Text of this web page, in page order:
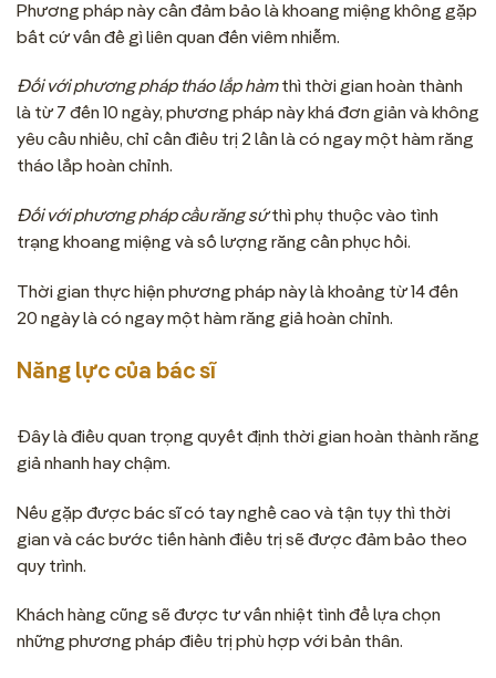
Phương pháp này cần đảm bảo là khoang miệng không gặp
bất cứ vấn đề gì liên quan đến viêm nhiễm.
Đối với phương pháp tháo lắp hàm thì thời gian hoàn thành
là từ 7 đến 10 ngày, phương pháp này khá đơn giản và không
yêu cầu nhiều, chỉ cần điều trị 2 lần là có ngay một hàm răng
tháo lắp hoàn chỉnh.
Đối với phương pháp cầu răng sứthì phụ thuộc vào tình
trạng khoang miệng và số lượng răng cần phục hồi.
Thời gian thực hiện phương pháp này là khoảng từ 14 đến
20 ngày là có ngay một hàm răng giả hoàn chỉnh.
Năng lực của bác sĩ
Đây là điều quan trọng quyết định thời gian hoàn thành răng
giả nhanh hay chậm.
Nếu gặp được bác sĩ có tay nghề cao và tận tụy thì thời
gian và các bước tiến hành điều trị sẽ được đảm bảo theo
quy trình.
Khách hàng cũng sẽ được tư vấn nhiệt tình để lựa chọn
những phương pháp điều trị phù hợp với bản thân.